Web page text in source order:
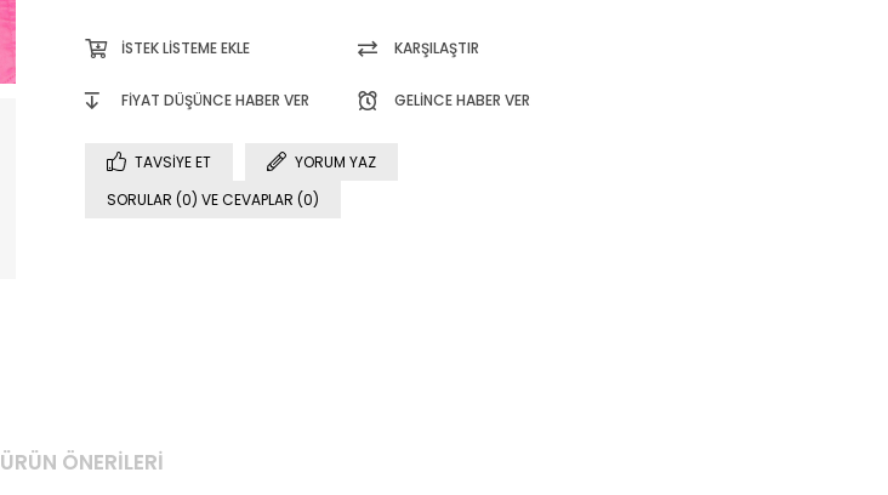
İSTEK LISTEME EKLE KARŞILAŞTIR
FIYAT DÜŞÜNCE HABER VER GELINCE HABER VER
TAVSIYE ET
YORUM YAZ
SORULAR (0) VE CEVAPLAR (0)
ÜRÜN ÖNERILERI